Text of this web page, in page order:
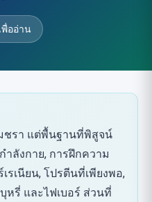
ออ่าน
ชรา แต่พื้นฐานที่พิสูจน์
ลังกาย, การฝึกความ
รเนียน, โปรตีนที่เพียงพอ,
รี่ และไฟเบอร์ ส่วนที่